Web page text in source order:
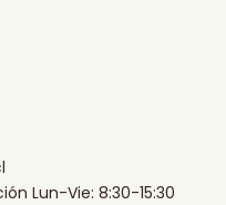
Lun-Vie: 8:30-15:30